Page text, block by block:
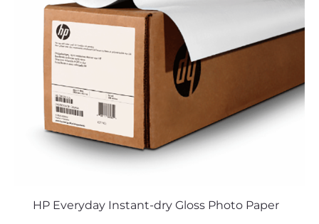
HP Everyday Instant-dry Gloss Photo Paper